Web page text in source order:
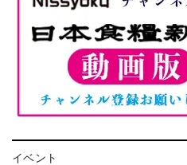
イベント